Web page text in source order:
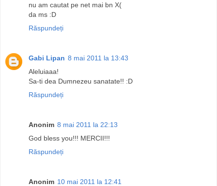
nu am cautat pe net mai bn X(
da ms :D
Răspundeți
Gabi Lipan 8 mai 2011 la 13:43
Aleluiaaa!
Sa-ti dea Dumnezeu sanatate!! :D
Răspundeți
Anonim 8 mai 2011 la 22:13
God bless you!!! MERCII!!!
Răspundeți
Anonim 10 mai 2011 la 12:41